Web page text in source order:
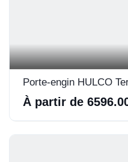
Porte-engin HULCO
À partir de